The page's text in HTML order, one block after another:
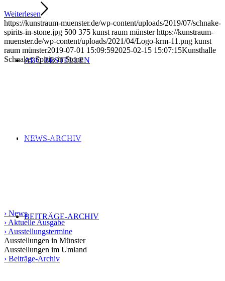
ABO BESTELLEN
NEWS-ARCHIV
BEITRÄGE-ARCHIV
Weiterlesen
https://kunstraum-muenster.de/wp-content/uploads/2019/07/schnake-
spirits-in-stone.jpg 500 375 kunst raum münster https://kunstraum-
muenster.de/wp-content/uploads/2021/04/Logo-krm-11.png kunst
raum münster2019-07-01 15:09:592025-02-15 15:07:15Kunsthalle
Schnake: Spirits in Stone
umfassendste gedruckte Zusammen­stellung von Kunstterminen für
› News
› Aktuelle Ausgabe
› Ausstellungstermine
Ausstellungen in Münster
Ausstellungen im Umland
› Beiträge-Archiv